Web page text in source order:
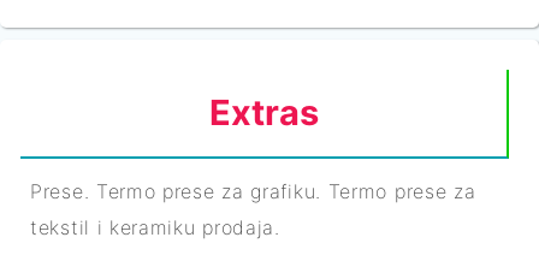
Extras
Prese. Termo prese za grafiku. Termo prese za
tekstil i keramiku prodaja.